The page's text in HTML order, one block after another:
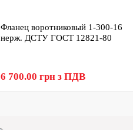
Фланец воротниковый 1-300-16
нерж. ДСТУ ГОСТ 12821-80
6 700.00 грн з ПДВ